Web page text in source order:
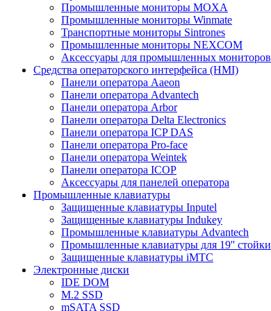
Промышленные мониторы MOXA
Промышленные мониторы Winmate
Транспортные мониторы Sintrones
Промышленные мониторы NEXCOM
Аксессуары для промышленных мониторов
Средства операторского интерфейса (HMI)
Панели оператора Aaeon
Панели оператора Advantech
Панели оператора Arbor
Панели оператора Delta Electronics
Панели оператора ICP DAS
Панели оператора Pro-face
Панели оператора Weintek
Панели оператора ICOP
Аксессуары для панелей оператора
Промышленные клавиатуры
Защищенные клавиатуры Inputel
Защищенные клавиатуры Indukey
Промышленные клавиатуры Advantech
Промышленные клавиатуры для 19'' стойки
Защищенные клавиатуры iMTC
Электронные диски
IDE DOM
M.2 SSD
mSATA SSD